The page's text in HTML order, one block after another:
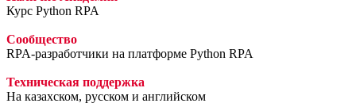
Курс Python RPA
Сообщество
RPA-разработчики на платформе Python RPA
Техническая поддержка
На казахском, русском и английском